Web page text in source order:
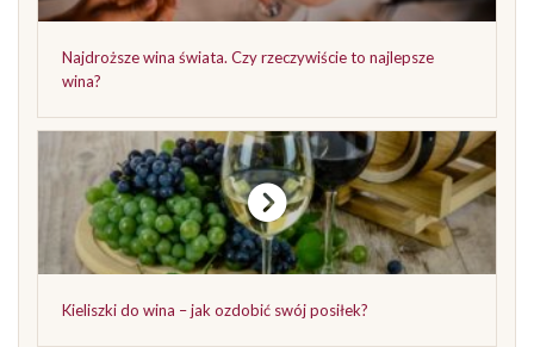
Najdroższe wina świata. Czy rzeczywiście to najlepsze
wina?
Kieliszki do wina – jak ozdobić swój posiłek?